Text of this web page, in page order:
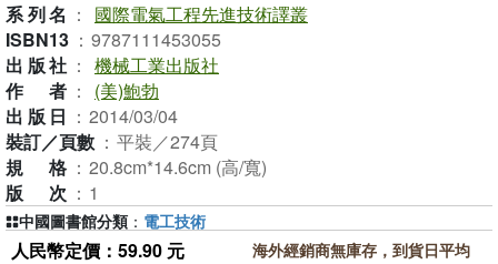
系列名 ：
國際電氣工程先進技術譯叢
ISBN13 ： 9787111453055
出版社 ： 機械工業出版社
作者 ：
(美)鮑勃
出版日 ： 2014/03/04
裝訂／頁數 ： 平裝／274頁
規格 ： 20.8cm*14.6cm (高/寬)
版次 ： 1
人民幣定價：59.90 元
海外經銷商無庫存，到貨日平均
中國圖書館分類 ： 電工技術